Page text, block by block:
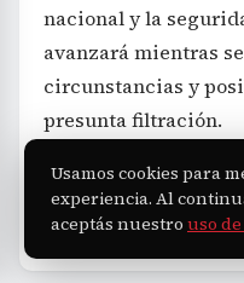
nacional y la
avanzará mientras
circunstancias y
presunta filtración.
TAGS Internacional Taiwán
Usamos cookies para
experiencia. Al
aceptás nuestro uso